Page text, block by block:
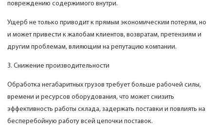
повреждению содержимого внутри.
Ущерб не только приводит к прямым экономическим потерям, но
и может привести к жалобам клиентов, возвратам, претензиям и
другим проблемам, влияющим на репутацию компании.
3. Снижение производительности
Обработка негабаритных грузов требует больше рабочей силы,
времени и ресурсов оборудования, что может снизить
эффективность работы склада, задержать поставки и повлиять на
бесперебойную работу всей цепочки поставок.